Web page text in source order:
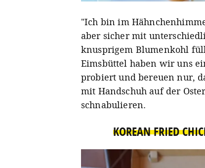
"Ich bin im
aber sicher mit
knusprigem Blumenkohl
Eimsbüttel haben wir uns
probiert und bereuen nur,
mit Handschuh auf der
schnabulieren.
KOREAN FRIED